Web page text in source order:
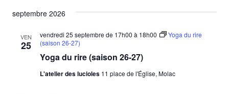
une
septembre 2026
VEN
25
Yoga du rire (saison 26-27)
vendredi 25 septembre de 17h00 à 18h00
Yoga du rire
(saison 26-27)
L'atelier des lucioles 11 place de l'Église, Molac